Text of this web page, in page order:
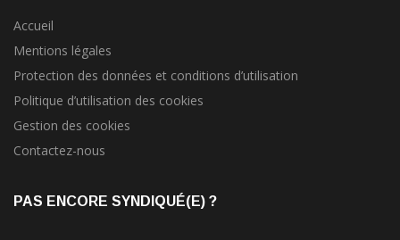
Accueil
Mentions légales
Protection des données et conditions d’utilisation
Politique d’utilisation des cookies
Gestion des cookies
Contactez-nous
PAS ENCORE SYNDIQUÉ(E) ?